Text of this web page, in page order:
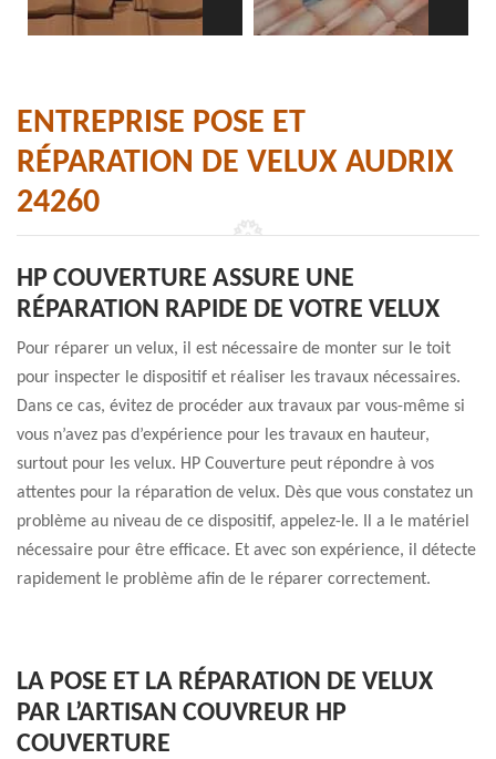
ENTREPRISE POSE ET
RÉPARATION DE VELUX AUDRIX
24260
HP COUVERTURE ASSURE UNE
RÉPARATION RAPIDE DE VOTRE VELUX
Pour réparer un velux, il est nécessaire de monter sur le toit
pour inspecter le dispositif et réaliser les travaux nécessaires.
Dans ce cas, évitez de procéder aux travaux par vous-même si
vous n’avez pas d’expérience pour les travaux en hauteur,
surtout pour les velux. HP Couverture peut répondre à vos
attentes pour la réparation de velux. Dès que vous constatez un
problème au niveau de ce dispositif, appelez-le. Il a le matériel
nécessaire pour être efficace. Et avec son expérience, il détecte
rapidement le problème afin de le réparer correctement.
LA POSE ET LA RÉPARATION DE VELUX
PAR L’ARTISAN COUVREUR HP
COUVERTURE